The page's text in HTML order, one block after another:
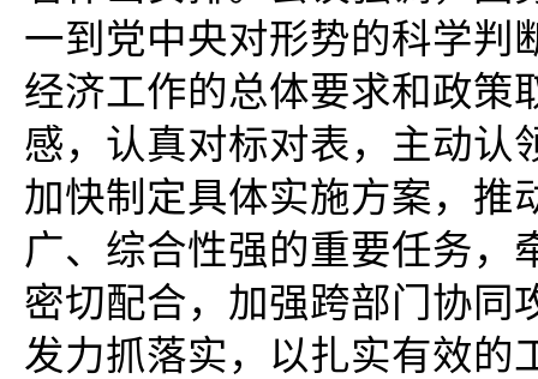
一到党中央对形势的科学判
经济工作的总体要求和政策
感，认真对标对表，主动认
加快制定具体实施方案，推
广、综合性强的重要任务，
密切配合，加强跨部门协同
发力抓落实，以扎实有效的